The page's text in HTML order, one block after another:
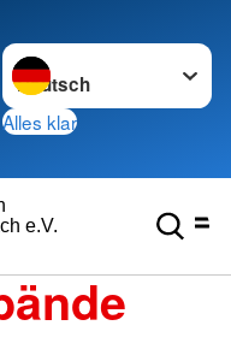
Sprache wechseln zu
Alles klar
e.V.